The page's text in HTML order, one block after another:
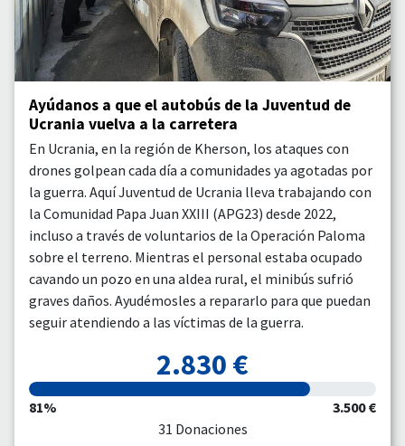
Ayúdanos a que el autobús de la Juventud de
Ucrania vuelva a la carretera
En Ucrania, en la región de Kherson, los ataques con
drones golpean cada día a comunidades ya agotadas por
la guerra. Aquí Juventud de Ucrania lleva trabajando con
la Comunidad Papa Juan XXIII (APG23) desde 2022,
incluso a través de voluntarios de la Operación Paloma
sobre el terreno. Mientras el personal estaba ocupado
cavando un pozo en una aldea rural, el minibús sufrió
graves daños. Ayudémosles a repararlo para que puedan
seguir atendiendo a las víctimas de la guerra.
2.830 €
81%
3.500 €
31 Donaciones